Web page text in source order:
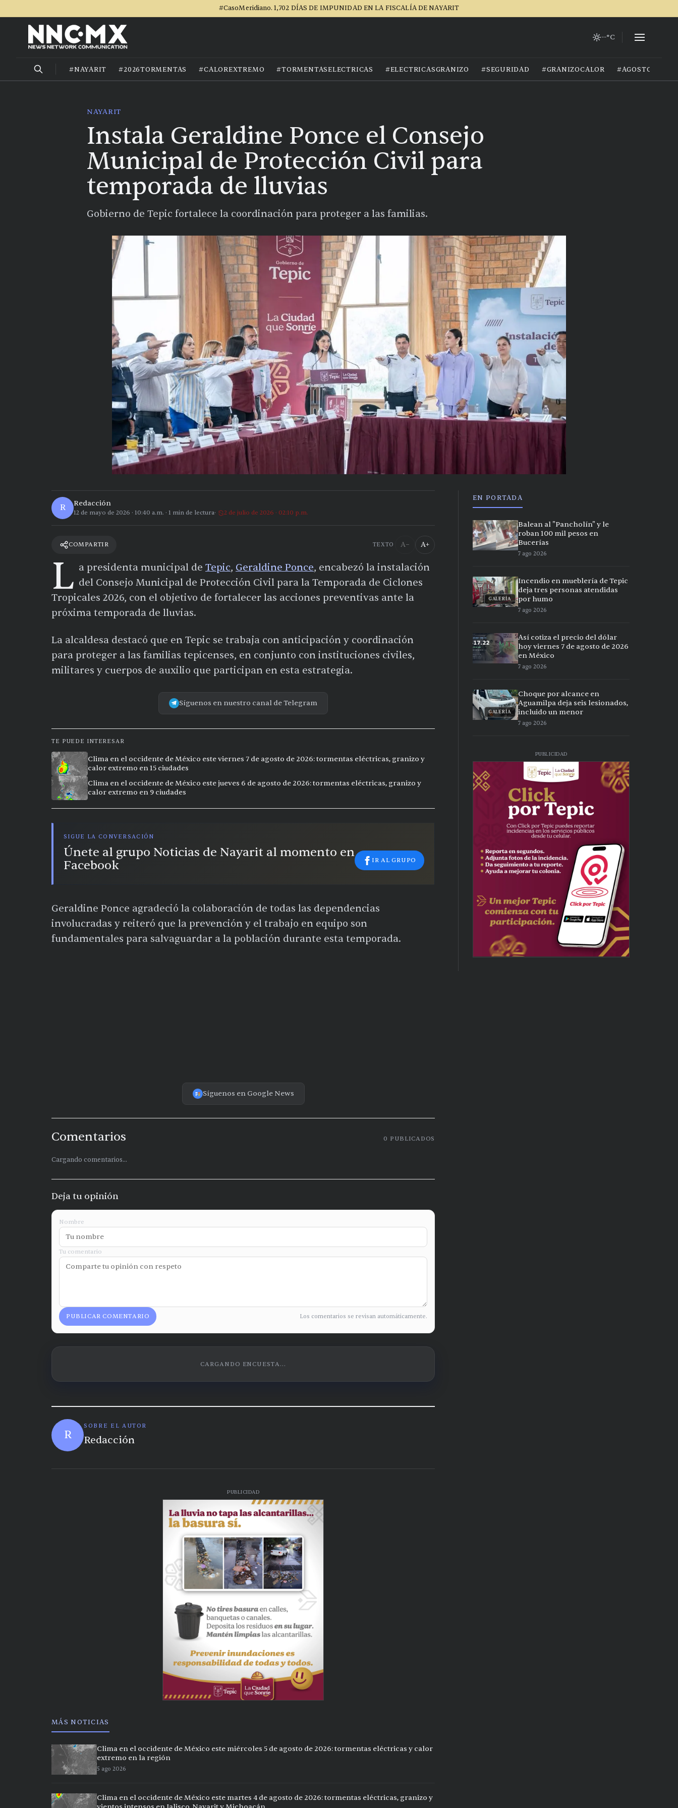
#CasoMeridiano. 1,702 DÍAS DE IMPUNIDAD EN LA FISCALÍA DE NAYARIT
--°C
#NAYARIT #2026TORMENTAS #CALOREXTREMO #TORMENTASELECTRICAS #ELECTRICASGRANIZO #SEGURIDAD #GRANIZOCALOR #AGOSTO2026
NAYARIT
Instala Geraldine Ponce el Consejo
Municipal de Protección Civil para
temporada de lluvias
Gobierno de Tepic fortalece la coordinación para proteger a las familias.
R Redacción
12 de mayo de 2026 · 10:40 a.m. · 1 min de lectura 2 de julio de 2026 · 02:10 p.m.
COMPARTIR TEXTO A− A+
L a presidenta municipal de Tepic, Geraldine Ponce, encabezó la instalación
del Consejo Municipal de Protección Civil para la Temporada de Ciclones
Tropicales 2026, con el objetivo de fortalecer las acciones preventivas ante la
próxima temporada de lluvias.
La alcaldesa destacó que en Tepic se trabaja con anticipación y coordinación
para proteger a las familias tepicenses, en conjunto con instituciones civiles,
militares y cuerpos de auxilio que participan en esta estrategia.
Síguenos en nuestro canal de Telegram
TE PUEDE INTERESAR
Clima en el occidente de México este viernes 7 de agosto de 2026: tormentas eléctricas, granizo y
calor extremo en 15 ciudades
Clima en el occidente de México este jueves 6 de agosto de 2026: tormentas eléctricas, granizo y
calor extremo en 9 ciudades
SIGUE LA CONVERSACIÓN
Únete al grupo Noticias de Nayarit al momento en
Facebook
IR AL GRUPO
Geraldine Ponce agradeció la colaboración de todas las dependencias
involucradas y reiteró que la prevención y el trabajo en equipo son
fundamentales para salvaguardar a la población durante esta temporada.
Síguenos en Google News
Comentarios 0 PUBLICADOS
Cargando comentarios...
Deja tu opinión
Nombre
Tu comentario
PUBLICAR COMENTARIO Los comentarios se revisan automáticamente.
CARGANDO ENCUESTA...
R
SOBRE EL AUTOR
Redacción
PUBLICIDAD
MÁS NOTICIAS
Clima en el occidente de México este miércoles 5 de agosto de 2026: tormentas eléctricas y calor
extremo en la región
5 ago 2026
Clima en el occidente de México este martes 4 de agosto de 2026: tormentas eléctricas, granizo y
EN PORTADA
Balean al "Pancholín" y le
roban 100 mil pesos en
Bucerías
7 ago 2026
GALERÍA
Incendio en mueblería de Tepic
deja tres personas atendidas
por humo
7 ago 2026
Así cotiza el precio del dólar
hoy viernes 7 de agosto de 2026
en México
7 ago 2026
GALERÍA
Choque por alcance en
Aguamilpa deja seis lesionados,
incluido un menor
7 ago 2026
PUBLICIDAD